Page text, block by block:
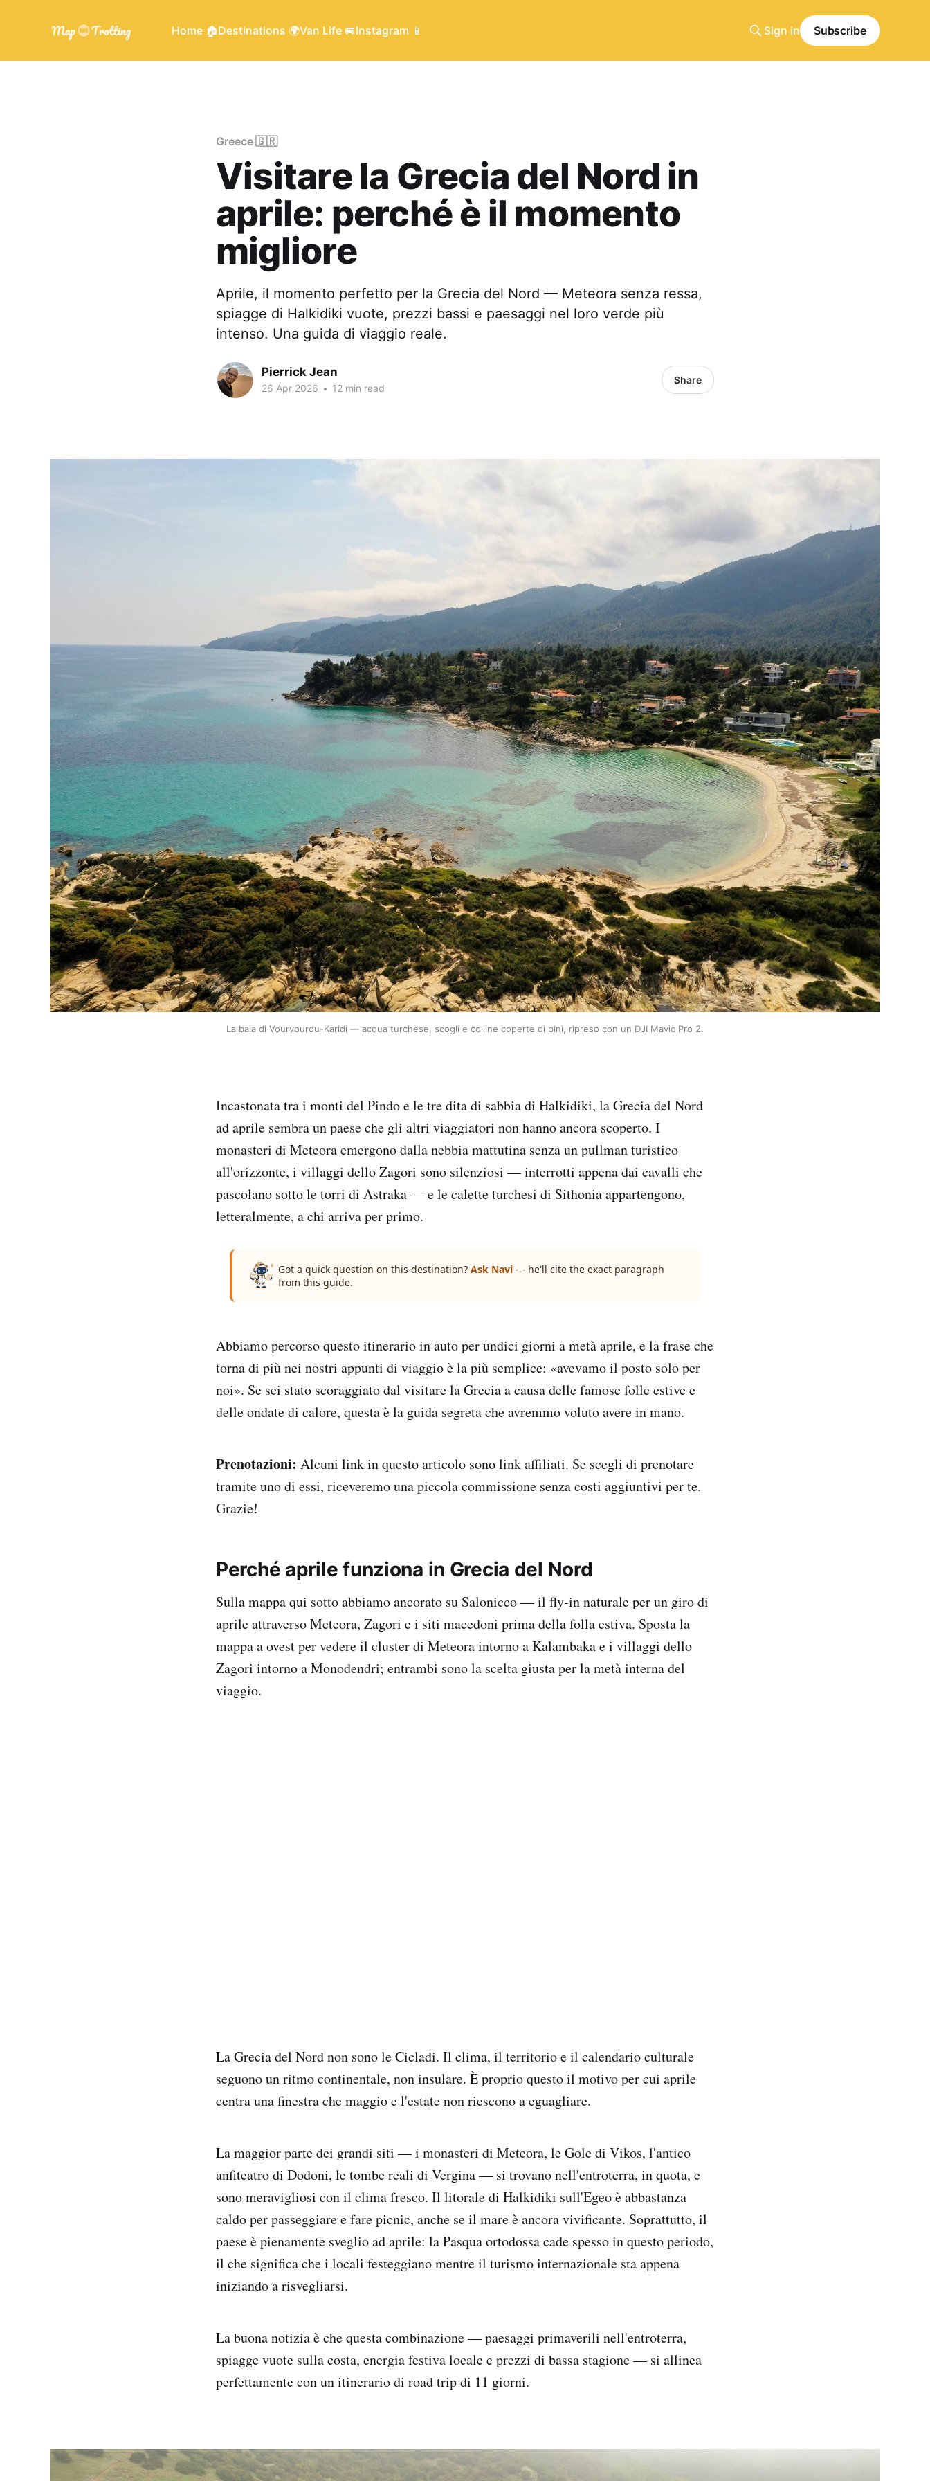
Home 🏠Destinations 🌍Van Life 🚐Instagram 📱 Sign in Subscribe
Greece 🇬🇷
Visitare la Grecia del Nord in
aprile: perché è il momento
migliore
Aprile, il momento perfetto per la Grecia del Nord — Meteora senza ressa,
spiagge di Halkidiki vuote, prezzi bassi e paesaggi nel loro verde più
intenso. Una guida di viaggio reale.
Pierrick Jean
26 Apr 2026 • 12 min read
Share
La baia di Vourvourou-Karidi — acqua turchese, scogli e colline coperte di pini, ripreso con un DJI Mavic Pro 2.
Incastonata tra i monti del Pindo e le tre dita di sabbia di Halkidiki, la Grecia del Nord
ad aprile sembra un paese che gli altri viaggiatori non hanno ancora scoperto. I
monasteri di Meteora emergono dalla nebbia mattutina senza un pullman turistico
all'orizzonte, i villaggi dello Zagori sono silenziosi — interrotti appena dai cavalli che
pascolano sotto le torri di Astraka — e le calette turchesi di Sithonia appartengono,
letteralmente, a chi arriva per primo.
Got a quick question on this destination? Ask Navi — he'll cite the exact paragraph
from this guide.
Abbiamo percorso questo itinerario in auto per undici giorni a metà aprile, e la frase che
torna di più nei nostri appunti di viaggio è la più semplice: «avevamo il posto solo per
noi». Se sei stato scoraggiato dal visitare la Grecia a causa delle famose folle estive e
delle ondate di calore, questa è la guida segreta che avremmo voluto avere in mano.
Prenotazioni: Alcuni link in questo articolo sono link affiliati. Se scegli di prenotare
tramite uno di essi, riceveremo una piccola commissione senza costi aggiuntivi per te.
Grazie!
Perché aprile funziona in Grecia del Nord
Sulla mappa qui sotto abbiamo ancorato su Salonicco — il fly-in naturale per un giro di
aprile attraverso Meteora, Zagori e i siti macedoni prima della folla estiva. Sposta la
mappa a ovest per vedere il cluster di Meteora intorno a Kalambaka e i villaggi dello
Zagori intorno a Monodendri; entrambi sono la scelta giusta per la metà interna del
viaggio.
La Grecia del Nord non sono le Cicladi. Il clima, il territorio e il calendario culturale
seguono un ritmo continentale, non insulare. È proprio questo il motivo per cui aprile
centra una finestra che maggio e l'estate non riescono a eguagliare.
La maggior parte dei grandi siti — i monasteri di Meteora, le Gole di Vikos, l'antico
anfiteatro di Dodoni, le tombe reali di Vergina — si trovano nell'entroterra, in quota, e
sono meravigliosi con il clima fresco. Il litorale di Halkidiki sull'Egeo è abbastanza
caldo per passeggiare e fare picnic, anche se il mare è ancora vivificante. Soprattutto, il
paese è pienamente sveglio ad aprile: la Pasqua ortodossa cade spesso in questo periodo,
il che significa che i locali festeggiano mentre il turismo internazionale sta appena
iniziando a risvegliarsi.
La buona notizia è che questa combinazione — paesaggi primaverili nell'entroterra,
spiagge vuote sulla costa, energia festiva locale e prezzi di bassa stagione — si allinea
perfettamente con un itinerario di road trip di 11 giorni.